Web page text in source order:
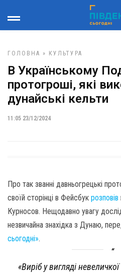
ГОЛОВНА » КУЛЬТУРА
В Українському
протогроші, які
дунайські кельти
11:05 23/12/2024
Про так званні давньогрецькі
своїй сторінці в Фейсбук розповів
Курносов. Нещодавно увагу
незвичайна знахідка з Дунаю,
сьогодні».
«Виріб у вигляді